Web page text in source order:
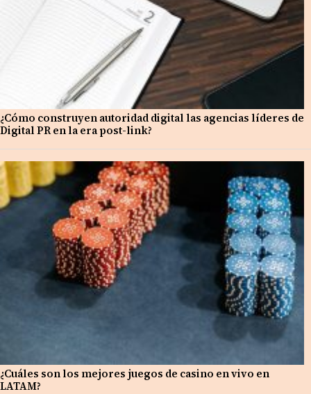
¿Cómo construyen autoridad digital las agencias líderes de
Digital PR en la era post-link?
¿Cuáles son los mejores juegos de casino en vivo en
LATAM?